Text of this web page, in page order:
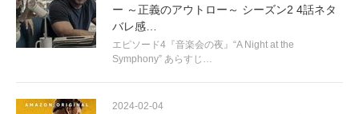
ー ～正義のアウトロー～ シーズン2 4話ネタ
バレ感…
エピソード4『音楽会の夜』“A Night at the
Symphony” あらすじ…
2024-02-04